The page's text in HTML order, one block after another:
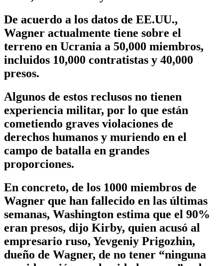
De acuerdo a los datos de EE.UU.,
Wagner actualmente tiene sobre el
terreno en Ucrania a 50,000 miembros,
incluidos 10,000 contratistas y 40,000
presos.
Algunos de estos reclusos no tienen
experiencia militar, por lo que están
cometiendo graves violaciones de
derechos humanos y muriendo en el
campo de batalla en grandes
proporciones.
En concreto, de los 1000 miembros de
Wagner que han fallecido en las últimas
semanas, Washington estima que el 90%
eran presos, dijo Kirby, quien acusó al
empresario ruso, Yevgeniy Prigozhin,
dueño de Wagner, de no tener “ninguna